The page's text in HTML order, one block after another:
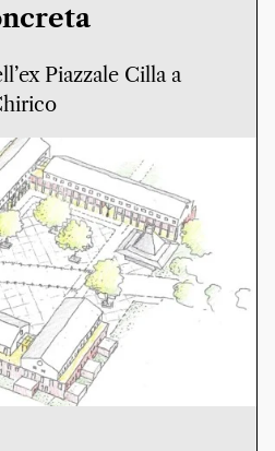
Piazzale Cilla a